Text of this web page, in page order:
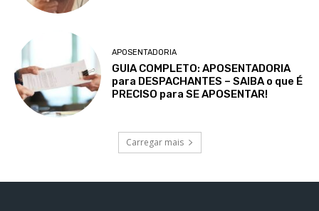
APOSENTADORIA
GUIA COMPLETO: APOSENTADORIA
para DESPACHANTES – SAIBA o que É
PRECISO para SE APOSENTAR!
Carregar mais